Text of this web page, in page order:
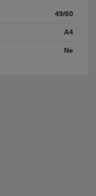
49/60
A4
Ne